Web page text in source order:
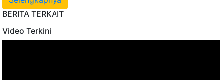
BERITA TERKAIT
Video Terkini